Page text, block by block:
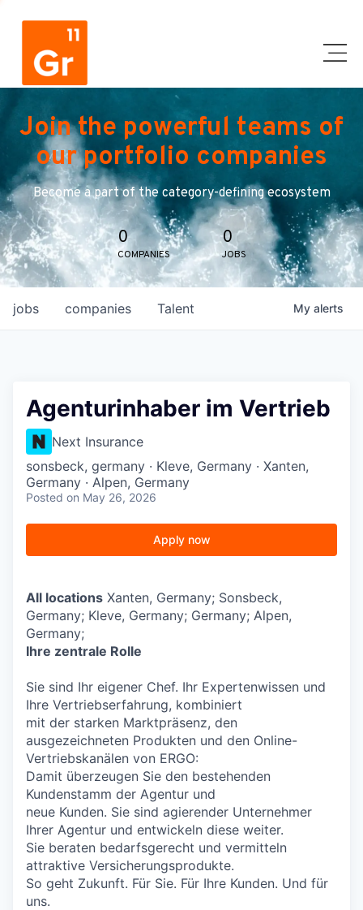
Join the powerful teams of
our portfolio companies
Become a part of the category-defining ecosystem
0
COMPANIES
0
JOBS
jobs companies Talent My alerts
Agenturinhaber im Vertrieb
Next Insurance
sonsbeck, germany · Kleve, Germany · Xanten,
Germany · Alpen, Germany
Posted on May 26, 2026
Apply now
All locations Xanten, Germany; Sonsbeck,
Germany; Kleve, Germany; Germany; Alpen,
Germany;
Ihre zentrale Rolle
Sie sind Ihr eigener Chef. Ihr Expertenwissen und
Ihre Vertriebserfahrung, kombiniert
mit der starken Marktpräsenz, den
ausgezeichneten Produkten und den Online-
Vertriebskanälen von ERGO:
Damit überzeugen Sie den bestehenden
Kundenstamm der Agentur und
neue Kunden. Sie sind agierender Unternehmer
Ihrer Agentur und entwickeln diese weiter.
Sie beraten bedarfsgerecht und vermitteln
attraktive Versicherungsprodukte.
So geht Zukunft. Für Sie. Für Ihre Kunden. Und für
uns.